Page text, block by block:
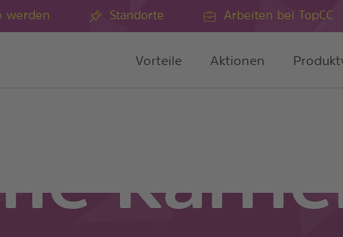
werden Standorte Arbeiten bei TopCC
Vorteile Aktionen